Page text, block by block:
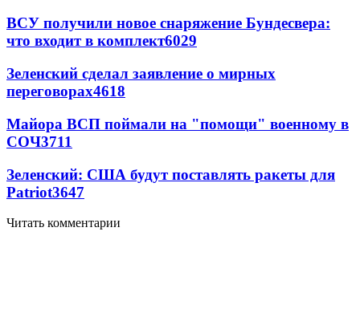
ВСУ получили новое снаряжение Бундесвера:
что входит в комплект6029
Зеленский сделал заявление о мирных
переговорах4618
Майора ВСП поймали на "помощи" военному в
СОЧ3711
Зеленский: США будут поставлять ракеты для
Patriot3647
Читать комментарии